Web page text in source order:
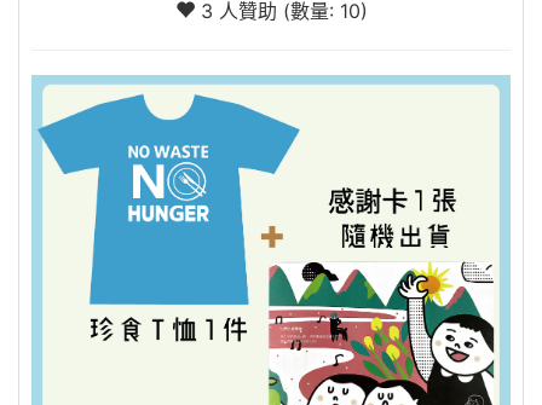
3 人贊助 (數量: 10)